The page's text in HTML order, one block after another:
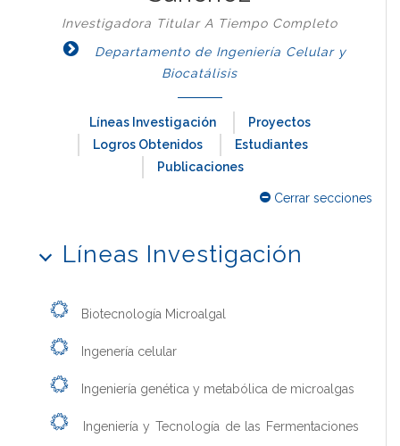
Investigadora Titular A Tiempo Completo
Departamento de Ingeniería Celular y
Biocatálisis
Líneas Investigación
Proyectos
Logros Obtenidos
Estudiantes
Publicaciones
Cerrar secciones
Líneas Investigación
Biotecnología Microalgal
Ingenería celular
Ingeniería genética y metabólica de microalgas
Ingeniería y Tecnología de las Fermentaciones